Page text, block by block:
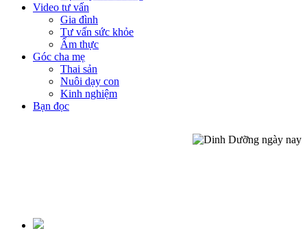
Video tư vấn
Gia đình
Tư vấn sức khỏe
Ẩm thực
Góc cha mẹ
Thai sản
Nuôi dạy con
Kinh nghiệm
Bạn đọc